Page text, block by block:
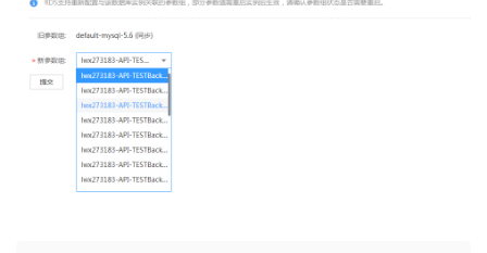
学
堂我